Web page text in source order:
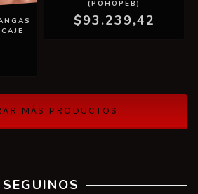
(POHOPEB)
$93.239,42
MÁS PRODUCTOS
SEGUINOS